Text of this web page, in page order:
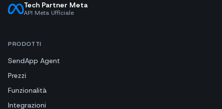
Tech Partner Meta
API Meta Ufficiale
PRODOTTI
SendApp Agent
Prezzi
Funzionalità
Integrazioni